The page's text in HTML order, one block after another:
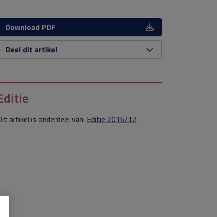
Download PDF
Deel dit artikel
artikel is onderdeel van: Editie 2016/12